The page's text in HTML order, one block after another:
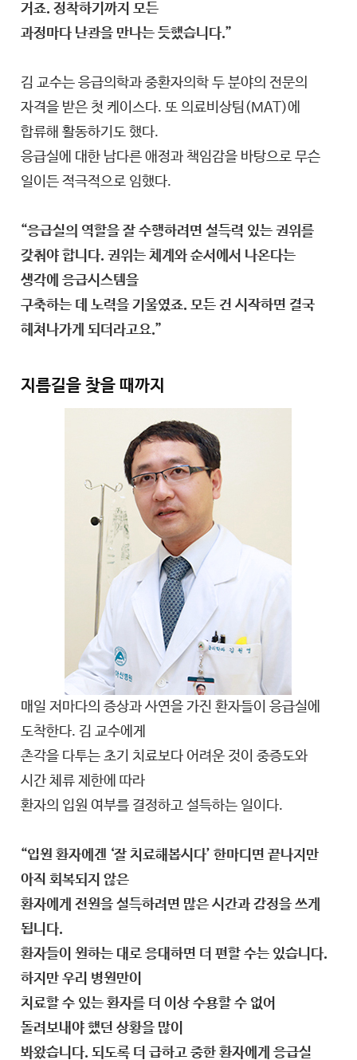
거죠. 정착하기까지 모든
과정마다 난관을 만나는 듯했습니다.”
김 교수는 응급의학과 중환자의학 두 분야의 전문의
자격을 받은 첫 케이스다. 또 의료비상팀(MAT)에
합류해 활동하기도 했다.
응급실에 대한 남다른 애정과 책임감을 바탕으로 무슨
일이든 적극적으로 임했다.
“응급실의 역할을 잘 수행하려면 설득력 있는 권위를
갖춰야 합니다. 권위는 체계와 순서에서 나온다는
생각에 응급시스템을
구축하는 데 노력을 기울였죠. 모든 건 시작하면 결국
헤쳐나가게 되더라고요.”
지름길을 찾을 때까지
매일 저마다의 증상과 사연을 가진 환자들이 응급실에
도착한다. 김 교수에게
촌각을 다투는 초기 치료보다 어려운 것이 중증도와
시간 체류 제한에 따라
환자의 입원 여부를 결정하고 설득하는 일이다.
“입원 환자에겐 ‘잘 치료해봅시다’ 한마디면 끝나지만
아직 회복되지 않은
환자에게 전원을 설득하려면 많은 시간과 감정을 쓰게
됩니다.
환자들이 원하는 대로 응대하면 더 편할 수는 있습니다.
하지만 우리 병원만이
치료할 수 있는 환자를 더 이상 수용할 수 없어
돌려보내야 했던 상황을 많이
봐왔습니다. 되도록 더 급하고 중한 환자에게 응급실